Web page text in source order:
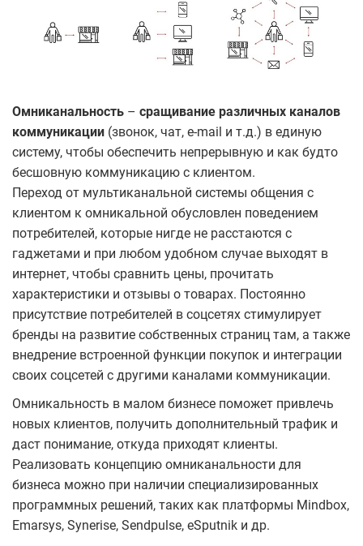
Омниканальность – сращивание различных каналов
коммуникации (звонок, чат, e-mail и т.д.) в единую
систему, чтобы обеспечить непрерывную и как будто
бесшовную коммуникацию с клиентом.
Переход от мультиканальной системы общения с
клиентом к омникальной обусловлен поведением
потребителей, которые нигде не расстаются с
гаджетами и при любом удобном случае выходят в
интернет, чтобы сравнить цены, прочитать
характеристики и отзывы о товарах. Постоянно
присутствие потребителей в соцсетях стимулирует
бренды на развитие собственных страниц там, а также
внедрение встроенной функции покупок и интеграции
своих соцсетей с другими каналами коммуникации.
Омникальность в малом бизнесе поможет привлечь
новых клиентов, получить дополнительный трафик и
даст понимание, откуда приходят клиенты.
Реализовать концепцию омниканальности для
бизнеса можно при наличии специализированных
программных решений, таких как платформы Mindbox,
Emarsys, Synerise, Sendpulse, eSputnik и др.